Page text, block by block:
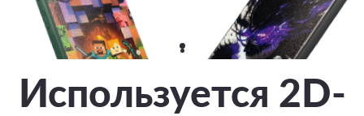
Используется 2D-